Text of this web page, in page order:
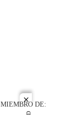
close
MIEMBRO DE: